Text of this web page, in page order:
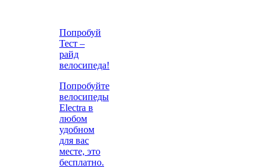
Попробуй
Тест –
райд
велосипеда!
Попробуйте
велосипеды
Electra в
любом
удобном
для вас
месте, это
бесплатно.